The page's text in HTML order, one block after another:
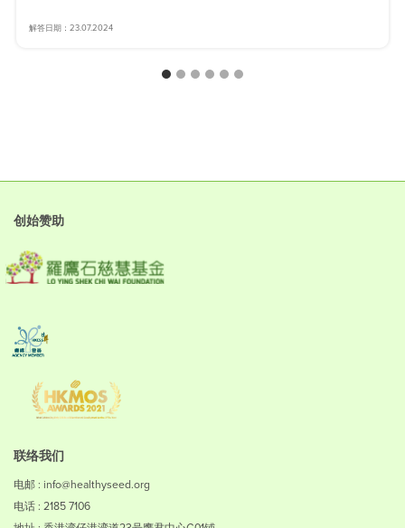
解答日期：23.07.2024
创始赞助
联络我们
电邮 : info@healthyseed.org
电话 : 2185 7106